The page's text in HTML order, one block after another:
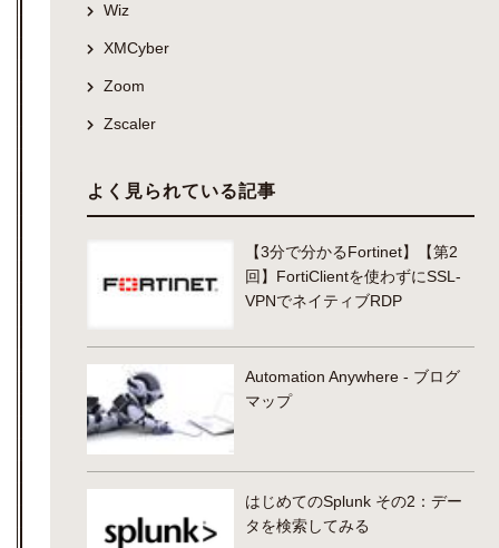
Wiz
XMCyber
Zoom
Zscaler
よく見られている記事
【3分で分かるFortinet】【第2
回】FortiClientを使わずにSSL-
VPNでネイティブRDP
Automation Anywhere - ブログ
マップ
はじめてのSplunk その2：デー
タを検索してみる